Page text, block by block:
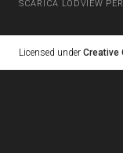
SCARICA LODVIEW
Licensed under Creative